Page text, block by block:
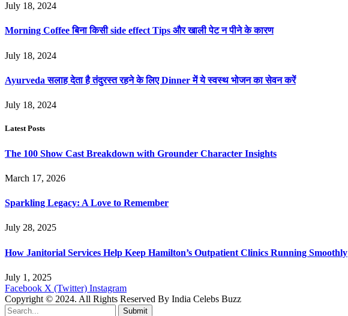
July 18, 2024
Morning Coffee बिना किसी side effect Tips और खाली पेट न पीने के कारण
July 18, 2024
Ayurveda सलाह देता है तंदुरस्त रहने के लिए Dinner में ये स्वस्थ भोजन का सेवन करें
July 18, 2024
Latest Posts
The 100 Show Cast Breakdown with Grounder Character Insights
March 17, 2026
Sparkling Legacy: A Love to Remember
July 28, 2025
How Janitorial Services Help Keep Hamilton’s Outpatient Clinics Running Smoothly
July 1, 2025
Facebook X (Twitter) Instagram
Copyright © 2024. All Rights Reserved By India Celebs Buzz
Submit